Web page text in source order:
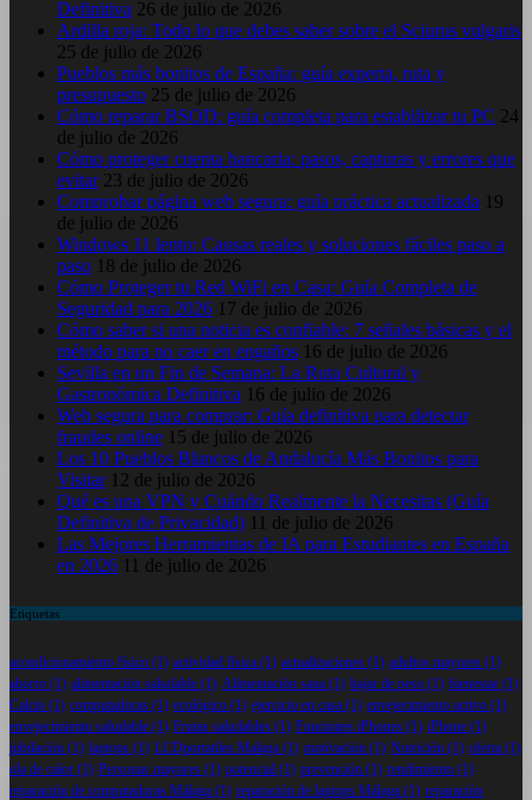
Definitiva 26 de julio de 2026
Ardilla roja: Todo lo que debes saber sobre el Sciurus vulgaris
25 de julio de 2026
Pueblos más bonitos de España: guía experta, ruta y
presupuesto 25 de julio de 2026
Cómo reparar BSOD: guía completa para estabilizar tu PC 24
de julio de 2026
Cómo proteger cuenta bancaria: pasos, capturas y errores que
evitar 23 de julio de 2026
Comprobar página web segura: guía práctica actualizada 19
de julio de 2026
Windows 11 lento: Causas reales y soluciones fáciles paso a
paso 18 de julio de 2026
Cómo Proteger tu Red WiFi en Casa: Guía Completa de
Seguridad para 2026 17 de julio de 2026
Cómo saber si una noticia es confiable: 7 señales básicas y el
método para no caer en engaños 16 de julio de 2026
Sevilla en un Fin de Semana: La Ruta Cultural y
Gastronómica Definitiva 16 de julio de 2026
Web segura para comprar: Guía definitiva para detectar
fraudes online 15 de julio de 2026
Los 10 Pueblos Blancos de Andalucía Más Bonitos para
Visitar 12 de julio de 2026
Qué es una VPN y Cuándo Realmente la Necesitas (Guía
Definitiva de Privacidad) 11 de julio de 2026
Las Mejores Herramientas de IA para Estudiantes en España
en 2026 11 de julio de 2026
Etiquetas
acondicionamiento físico (1) actividad física (1) actualizaciones (1) adultos mayores (1)
ahorro (1) alimentación saludable (1) Alimentación sana (1) bajar de peso (1) bienestar (1)
Calcio (1) computadoras (1) ecológico (1) ejercicio en casa (1) envejecimiento activo (1)
envejecimiento saludable (1) Frutas saludables (1) Funciones iPhones (1) iPhone (1)
jubilación (1) laptops (1) LCDportatiles Malaga (1) motivación (1) Nutrición (1) oferta (1)
ola de calor (1) Personas mayores (1) potencial (1) prevención (1) rendimiento (1)
reparación de computadoras Málaga (1) reparación de laptops Málaga (1) reparación